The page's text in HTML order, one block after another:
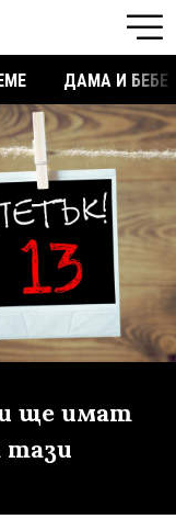
ДАМА И БЕБЕ
ще имат
тази